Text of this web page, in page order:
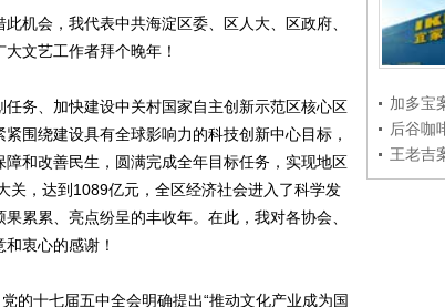
加多宝
后谷咖
王老吉
会，我代表中共海淀区委、区人大、区政府、
文艺工作者拜个晚年！
务、加快建设中关村国家自主创新示范区核心区
围绕建设具有全球影响力的科技创新中心目标，
和改善民生，圆满完成全年目标任务，实现地区
关，达到1089亿元，全区经济社会进入了科学发
累累、亮点纷呈的丰收年。在此，我对各协会、
衷心的感谢！
十七届五中全会明确提出“推动文化产业成为国